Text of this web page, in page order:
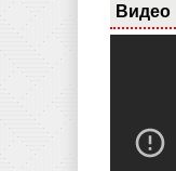
Видео